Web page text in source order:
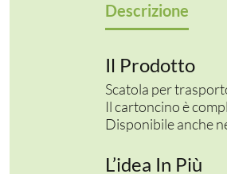
Descrizione
Il Prodotto
Scatola per
Il cartoncino è
Disponibile anche
L’idea In Più